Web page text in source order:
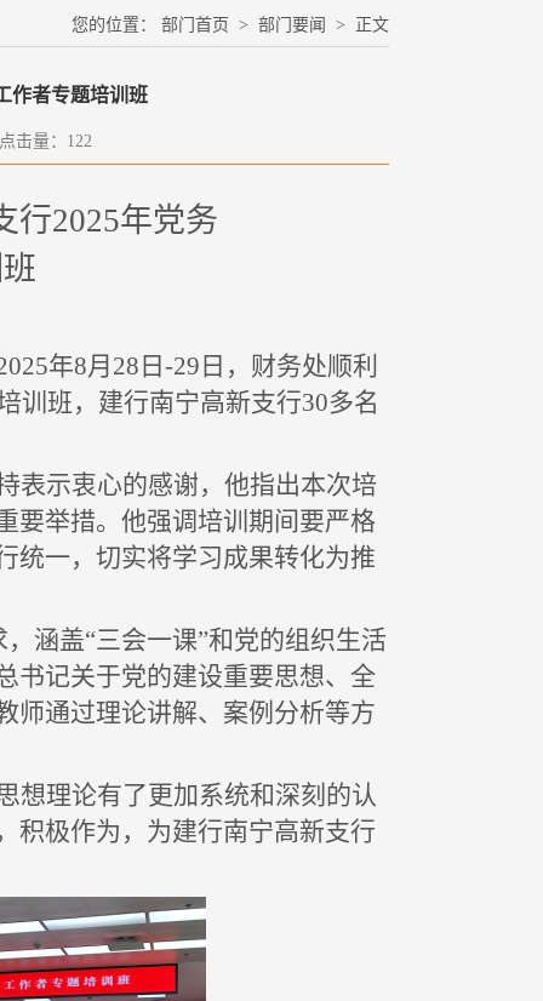
您的位置： 部门首页 > 部门要闻 > 正文
作者专题培训班
量： 122
行2025年党务
年8月28日 -29日 ， 财务处顺利
训班， 建行南宁高新支行30多名
表示衷心的感谢，他指出本次培
要举措。 他强调培训 期间要严格
统一，切实将学习成果转化为推
涵盖“三会一课”和党的组织生活
书记关于党的建设重要思想、全
师通过理论讲解、案例分析等方
想理论有了更加系统和深刻的认
积极作为， 为建行南宁高新支行